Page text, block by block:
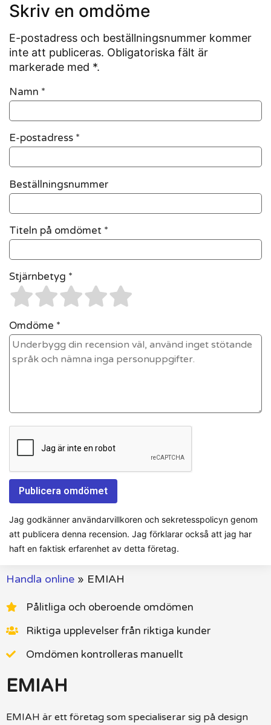
Skriv en omdöme
E-postadress och beställningsnummer kommer
inte att publiceras. Obligatoriska fält är
markerade med *.
Namn *
E-postadress *
Beställningsnummer
Titeln på omdömet *
Stjärnbetyg *
Omdöme *
Jag godkänner användarvillkoren och sekretesspolicyn genom
att publicera denna recension. Jag förklarar också att jag har
haft en faktisk erfarenhet av detta företag.
Handla online » EMIAH
Pålitliga och oberoende omdömen
Riktiga upplevelser från riktiga kunder
Omdömen kontrolleras manuellt
EMIAH
EMIAH är ett företag som specialiserar sig på design